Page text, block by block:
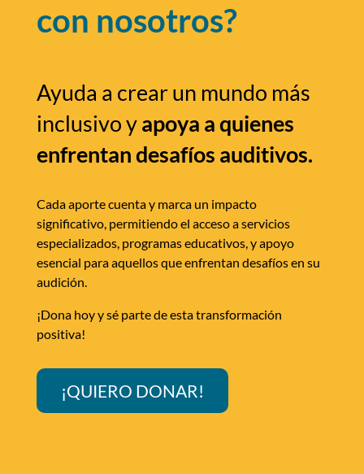
con nosotros?
Ayuda a crear un mundo más
inclusivo yapoya a quienes
enfrentan desafíos auditivos.
Cada aporte cuenta y marca un impacto
significativo, permitiendo el acceso a servicios
especializados, programas educativos, y apoyo
esencial para aquellos que enfrentan desafíos en su
audición.
¡Dona hoy y sé parte de esta transformación
positiva!
¡QUIERO DONAR!